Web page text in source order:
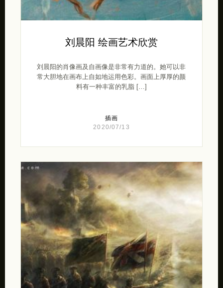
刘晨阳 绘画艺术欣赏
刘晨阳的肖像画及自画像是非常有力道的。她可以非
常大胆地在画布上自如地运用色彩。画面上厚厚的颜
料有一种丰富的乳脂 […]
插画
2020/07/13